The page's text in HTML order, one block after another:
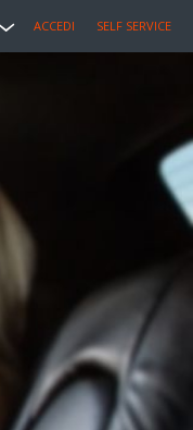
ACCEDI SELF SERVICE